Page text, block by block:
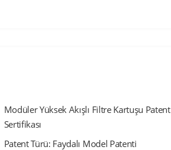
Modüler Yüksek Akışlı Filtre Kartuşu Patent
Sertifikası
Patent Türü: Faydalı Model Patenti